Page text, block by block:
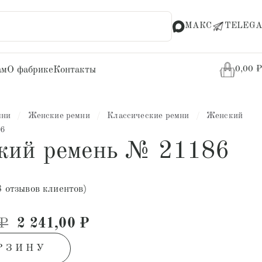
МАКС TELEGA
О фабрикеКонтакты 0,00 ₽
Женские ремни Классические ремни
Женский
ремень № 21186
отзывов клиентов)
Первоначальная цена составляла 4
2 241,00 ₽